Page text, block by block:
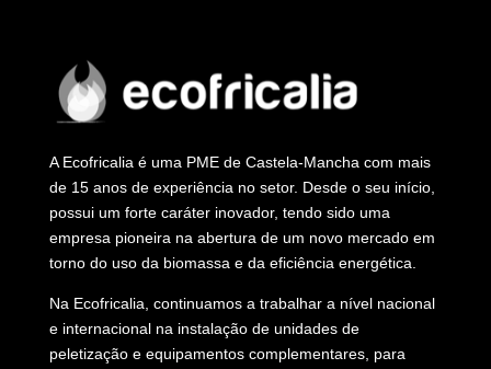
A Ecofricalia é uma PME de Castela-Mancha com mais
de 15 anos de experiência no setor. Desde o seu início,
possui um forte caráter inovador, tendo sido uma
empresa pioneira na abertura de um novo mercado em
torno do uso da biomassa e da eficiência energética.
Na Ecofricalia, continuamos a trabalhar a nível nacional
e internacional na instalação de unidades de
peletização e equipamentos complementares, para